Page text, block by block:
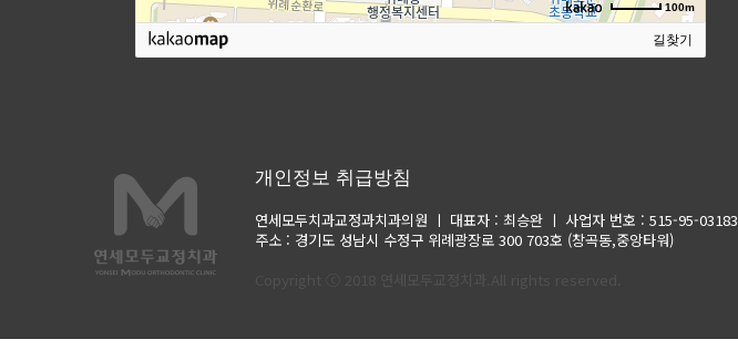
100m
길찾기
개인정보 취급방침
연세모두치과교정과치과의원 ㅣ 대표자 : 최승완 ㅣ 사업자 번호 : 515-95-03183
주소 : 경기도 성남시 수정구 위례광장로 300 703호 (창곡동,중앙타워)